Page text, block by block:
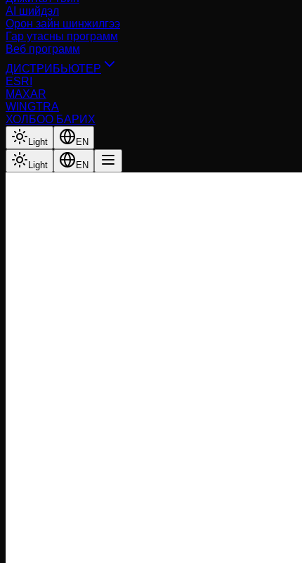
AI шийдэл
Орон зайн шинжилгээ
Гар утасны программ
Веб программ
ДИСТРИБЬЮТЕР
ESRI
MAXAR
WINGTRA
ХОЛБОО БАРИХ
Light EN
Light EN